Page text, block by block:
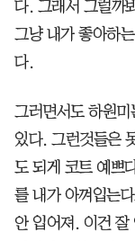
다. 그래서 그럴까
그냥 내가 좋아하
다.
그러면서도 하원
있다. 그런것들은
도 되게 코트 예쁘
를 내가 아껴입는
안 입어져. 이건 잘